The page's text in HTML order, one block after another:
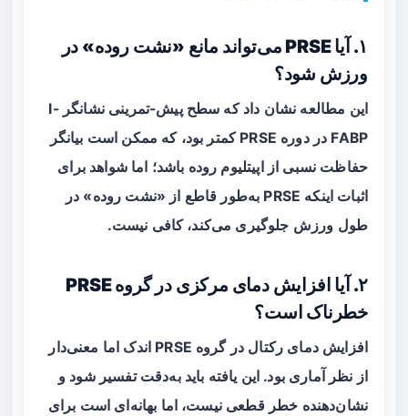
۱. آیا PRSE می‌تواند مانع «نشت روده» در
ورزش شود؟
این مطالعه نشان داد که سطح پیش-تمرینی نشانگر I-
FABP در دوره PRSE کمتر بود، که ممکن است بیانگر
حفاظت نسبی از اپیتلیوم روده باشد؛ اما شواهد برای
اثبات اینکه PRSE به‌طور قاطع از «نشت روده» در
طول ورزش جلوگیری می‌کند، کافی نیست.
۲. آیا افزایش دمای مرکزی در گروه PRSE
خطرناک است؟
افزایش دمای رکتال در گروه PRSE اندک اما معنی‌دار
از نظر آماری بود. این یافته باید به‌دقت تفسیر شود و
نشان‌دهنده خطر قطعی نیست، اما بهانه‌ای است برای